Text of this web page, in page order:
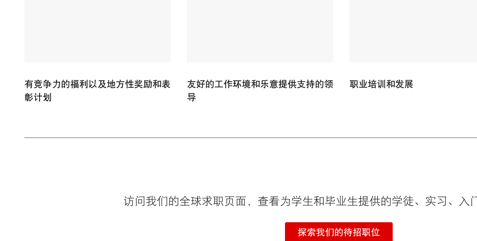
有竞争力的福利以及地方性奖励和表
彰计划
友好的工作环境和乐意提供支持的领
导
职业培训和发展
访问我们的全球求职页面，查看为学生和毕业生提供的学徒、实习、入
探索我们的待招职位